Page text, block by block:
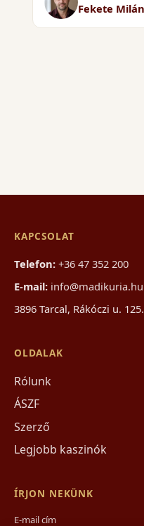
Fekete
KAPCSOLAT
Telefon: +36 47 352 200
E-mail: info@madikuria.hu
3896 Tarcal, Rákóczi u. 125.
OLDALAK
Rólunk
ÁSZF
Szerző
Legjobb kaszinók
ÍRJON NEKÜNK
E-mail cím